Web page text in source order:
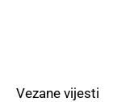
Vezane vijesti